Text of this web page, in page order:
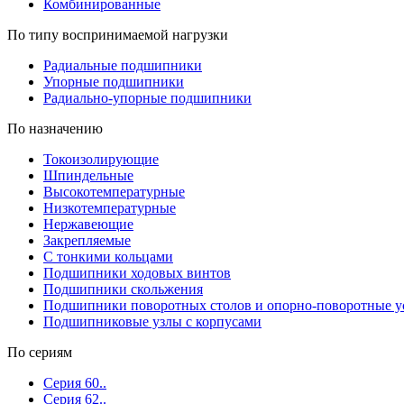
Комбинированные
По типу воспринимаемой нагрузки
Радиальные подшипники
Упорные подшипники
Радиально-упорные подшипники
По назначению
Токоизолирующие
Шпиндельные
Высокотемпературные
Низкотемпературные
Нержавеющие
Закрепляемые
С тонкими кольцами
Подшипники ходовых винтов
Подшипники скольжения
Подшипники поворотных столов и опорно-поворотные
Подшипниковые узлы с корпусами
По сериям
Серия 60..
Серия 62..